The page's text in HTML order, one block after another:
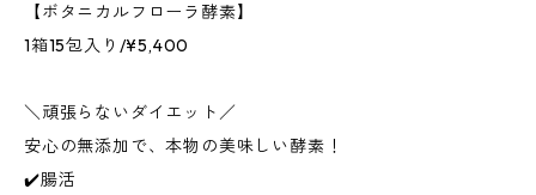
【ボタニカルフローラ酵素】
1箱15包入り/¥5,400
＼頑張らないダイエット／
安心の無添加で、本物の美味しい酵素！
✔️腸活